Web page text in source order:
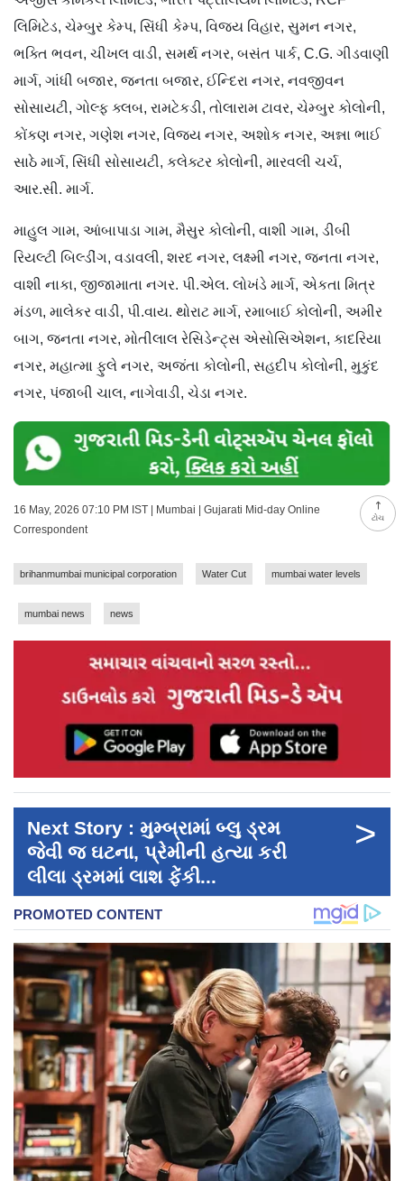
ટોચ
લિમિટેડ, ચેમ્બુર કેમ્પ, સિંધી કેમ્પ, વિજય વિહાર, સુમન નગર,
ભક્તિ ભવન, ચીખલ વાડી, સમર્થ નગર, બસંત પાર્ક, C.G. ગીડવાણી
માર્ગ, ગાંધી બજાર, જનતા બજાર, ઈન્દિરા નગર, નવજીવન
સોસાયટી, ગોલ્ફ ક્લબ, રામટેકડી, તોલારામ ટાવર, ચેમ્બુર કોલોની,
કોંકણ નગર, ગણેશ નગર, વિજય નગર, અશોક નગર, અન્ના ભાઈ
સાઠે માર્ગ, સિંધી સોસાયટી, કલેક્ટર કોલોની, મારવલી ચર્ચ,
આર.સી. માર્ગ.
માહુલ ગામ, આંબાપાડા ગામ, મૈસુર કોલોની, વાશી ગામ, ડીબી
રિયલ્ટી બિલ્ડીંગ, વડાવલી, શરદ નગર, લક્ષ્મી નગર, જનતા નગર,
વાશી નાકા, જીજામાતા નગર. પી.એલ. લોખંડે માર્ગ, એકતા મિત્ર
મંડળ, માલેકર વાડી, પી.વાય. થોરાટ માર્ગ, રમાબાઈ કોલોની, અમીર
બાગ, જનતા નગર, મોતીલાલ રેસિડેન્ટ્સ એસોસિએશન, કાદરિયા
નગર, મહાત્મા ફુલે નગર, અજંતા કોલોની, સહદીપ કોલોની, મુકુંદ
નગર, પંજાબી ચાલ, નાગેવાડી, ચેડા નગર.
16 May, 2026 07:10 PM IST | Mumbai | Gujarati Mid-day Online
Correspondent
brihanmumbai municipal corporation Water Cut mumbai water levels
mumbai news news
Next Story : મુમ્બ્રામાં બ્લુ ડ્રમ
જેવી જ ઘટના, પ્રેમીની હત્યા કરી
લીલા ડ્રમમાં લાશ ફેંકી...
>